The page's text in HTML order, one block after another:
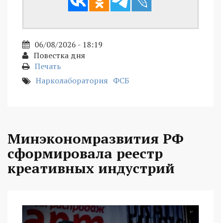
06/08/2026 - 18:19
Повестка дня
Печать
Нарколаборатория ФСБ
Минэкономразвития РФ
сформировала реестр
креативных индустрий